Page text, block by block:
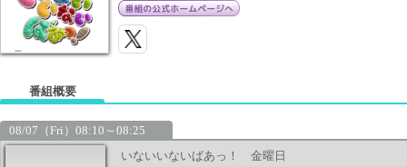
番組概要
08/07（Fri）08:10～08:25
いないいないばあっ！ 金曜日